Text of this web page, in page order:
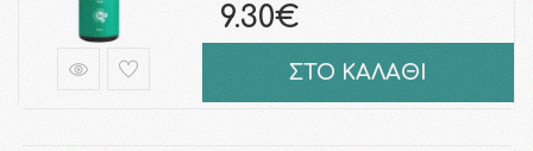
9.30€
ΣΤΟ ΚΑΛΑΘΙ